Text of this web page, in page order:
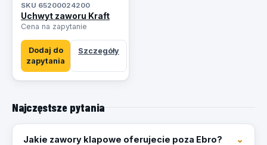
SKU 65200024200
Uchwyt zaworu Kraft
Cena na zapytanie
Dodaj do
zapytania
Szczegóły
Najczęstsze pytania
Jakie zawory klapowe oferujecie poza Ebro?